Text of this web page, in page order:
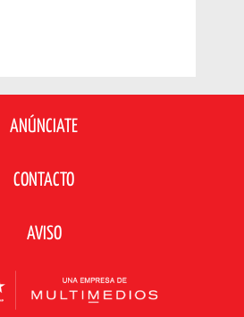
ANÚNCIATE
CONTACTO
AVISO